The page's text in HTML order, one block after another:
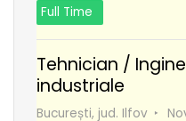
Full Time
Tehnician /
industriale
București, jud. Ilfov